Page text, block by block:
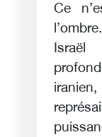
Ce
Israël